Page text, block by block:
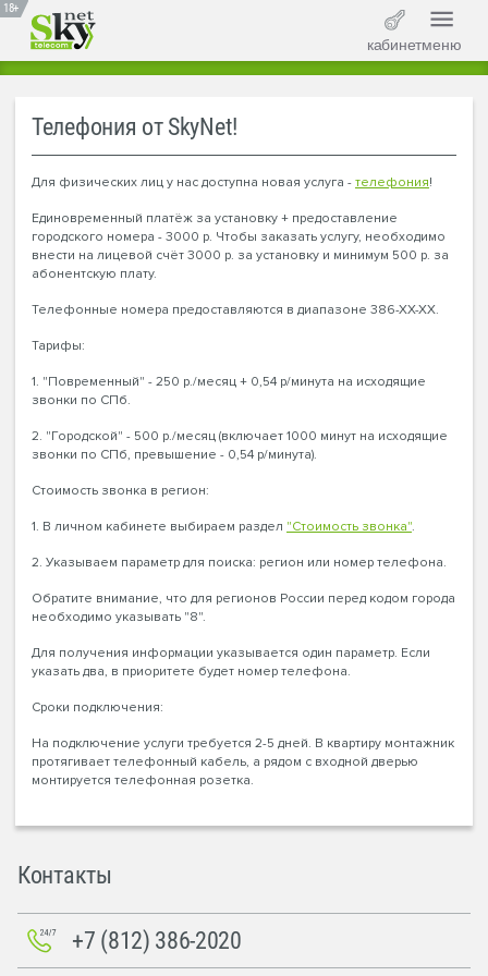
18+
кабинетменю
Телефония от SkyNet!
Для физических лиц у нас доступна новая услуга - телефония!
Единовременный платёж за установку + предоставление
городского номера - 3000 р. Чтобы заказать услугу, необходимо
внести на лицевой счёт 3000 р. за установку и минимум 500 р. за
абонентскую плату.
Телефонные номера предоставляются в диапазоне 386-ХХ-ХХ.
Тарифы:
1. "Повременный" - 250 р./месяц + 0,54 р/минута на исходящие
звонки по СПб.
2. "Городской" - 500 р./месяц (включает 1000 минут на исходящие
звонки по СПб, превышение - 0,54 р/минута).
Стоимость звонка в регион:
1. В личном кабинете выбираем раздел "Стоимость звонка".
2. Указываем параметр для поиска: регион или номер телефона.
Обратите внимание, что для регионов России перед кодом города
необходимо указывать "8".
Для получения информации указывается один параметр. Если
указать два, в приоритете будет номер телефона.
Сроки подключения:
На подключение услуги требуется 2-5 дней. В квартиру монтажник
протягивает телефонный кабель, а рядом с входной дверью
монтируется телефонная розетка.
Контакты
+7 (812) 386-2020